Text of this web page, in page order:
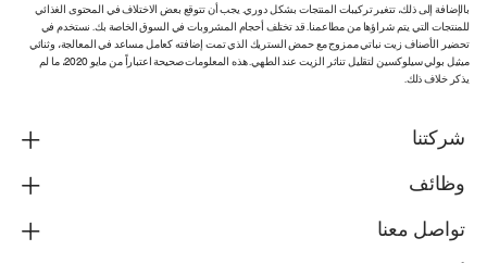
بالإضافة إلى ذلك، تتغير تركيبات المنتجات بشكل دوري. يجب أن تتوقع بعض الاختلاف في المحتوى الغذائي
للمنتجات التي يتم شراؤها من مطاعمنا. قد تختلف أحجام المشروبات في السوق الخاصة بك. نستخدم في
تحضير الأصناف زيت نباتي ممزوج مع حمض الستريك الذي تمت إضافته كعامل مساعد في المعالجة، وثنائي
ميثيل بولي سيلوكسين لتقليل تناثر الزيت عند الطهي. هذه المعلومات صحيحة اعتباراً من مايو 2020، ما لم
يذكر خلاف ذلك.
شركتنا
وظائف
تواصل معنا